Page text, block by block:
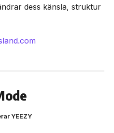
dess känsla, struktur
YEEZY